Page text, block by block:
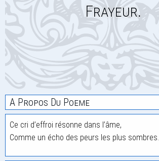
Frayeur.
A Propos Du Poeme
Ce cri d’effroi résonne dans l’âme,
Comme un écho des peurs les plus sombres.